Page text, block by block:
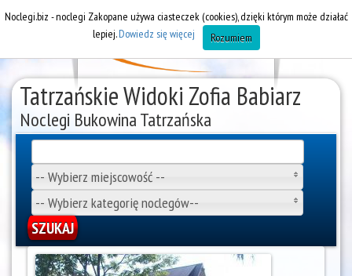
Tatrzańskie Widoki Zofia Babiarz
Noclegi Bukowina Tatrzańska
-- Wybierz miejscowość --
-- Wybierz kategorię noclegów--
Noclegi.biz - noclegi Zakopane używa ciasteczek (cookies), dzięki którym może działać
lepiej.Dowiedz się więcej Rozumiem